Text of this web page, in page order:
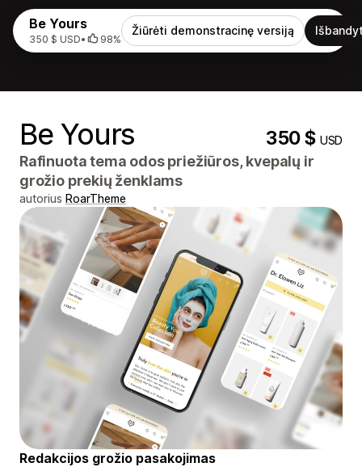
Be Yours
350 $ USD• 98%
Žiūrėti demonstracinę versiją
Be Yours 350 $USD
Rafinuota tema odos priežiūros, kvepalų ir
grožio prekių ženklams
autorius RoarTheme
Redakcijos grožio pasakojimas